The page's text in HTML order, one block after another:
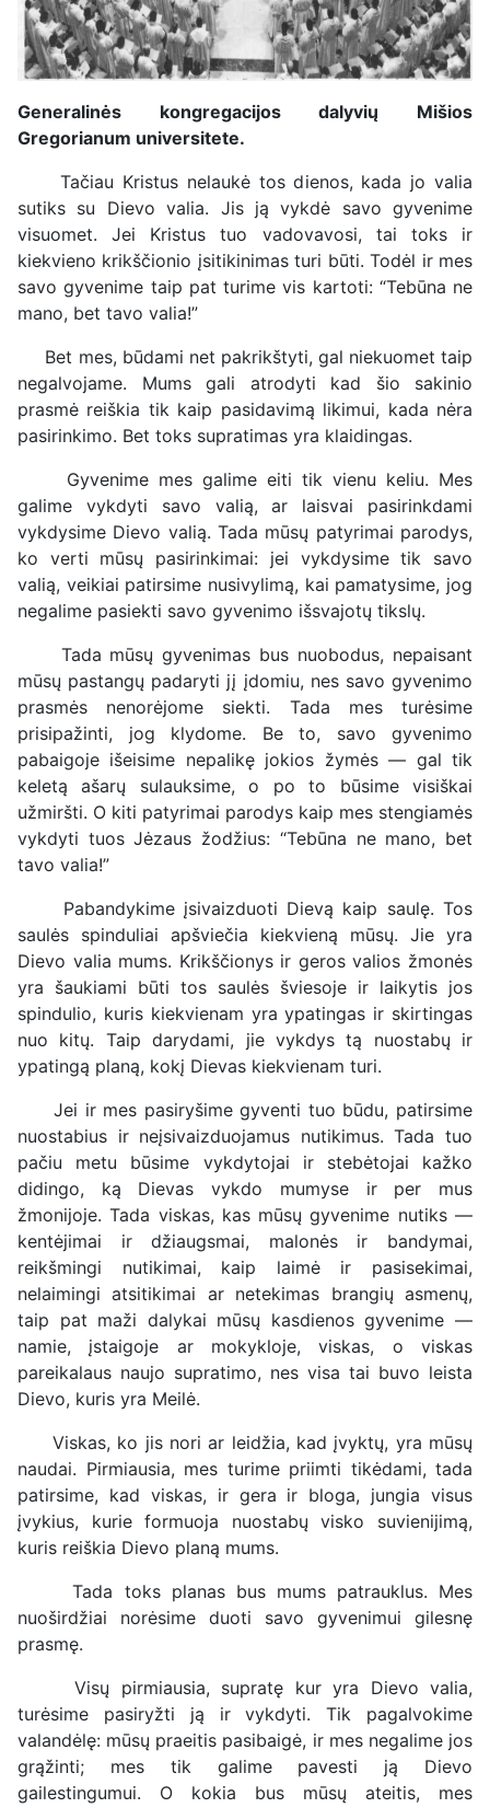
Generalinės kongregacijos dalyvių Mišios
Gregorianum universitete.
Tačiau Kristus nelaukė tos dienos, kada jo valia
sutiks su Dievo valia. Jis ją vykdė savo gyvenime
visuomet. Jei Kristus tuo vadovavosi, tai toks ir
kiekvieno krikščionio įsitikinimas turi būti. Todėl ir mes
savo gyvenime taip pat turime vis kartoti: “Tebūna ne
mano, bet tavo valia!”
Bet mes, būdami net pakrikštyti, gal niekuomet taip
negalvojame. Mums gali atrodyti kad šio sakinio
prasmė reiškia tik kaip pasidavimą likimui, kada nėra
pasirinkimo. Bet toks supratimas yra klaidingas.
Gyvenime mes galime eiti tik vienu keliu. Mes
galime vykdyti savo valią, ar laisvai pasirinkdami
vykdysime Dievo valią. Tada mūsų patyrimai parodys,
ko verti mūsų pasirinkimai: jei vykdysime tik savo
valią, veikiai patirsime nusivylimą, kai pamatysime, jog
negalime pasiekti savo gyvenimo išsvajotų tikslų.
Tada mūsų gyvenimas bus nuobodus, nepaisant
mūsų pastangų padaryti jį įdomiu, nes savo gyvenimo
prasmės nenorėjome siekti. Tada mes turėsime
prisipažinti, jog klydome. Be to, savo gyvenimo
pabaigoje išeisime nepalikę jokios žymės — gal tik
keletą ašarų sulauksime, o po to būsime visiškai
užmiršti. O kiti patyrimai parodys kaip mes stengiamės
vykdyti tuos Jėzaus žodžius: “Tebūna ne mano, bet
tavo valia!”
Pabandykime įsivaizduoti Dievą kaip saulę. Tos
saulės spinduliai apšviečia kiekvieną mūsų. Jie yra
Dievo valia mums. Krikščionys ir geros valios žmonės
yra šaukiami būti tos saulės šviesoje ir laikytis jos
spindulio, kuris kiekvienam yra ypatingas ir skirtingas
nuo kitų. Taip darydami, jie vykdys tą nuostabų ir
ypatingą planą, kokį Dievas kiekvienam turi.
Jei ir mes pasiryšime gyventi tuo būdu, patirsime
nuostabius ir neįsivaizduojamus nutikimus. Tada tuo
pačiu metu būsime vykdytojai ir stebėtojai kažko
didingo, ką Dievas vykdo mumyse ir per mus
žmonijoje. Tada viskas, kas mūsų gyvenime nutiks —
kentėjimai ir džiaugsmai, malonės ir bandymai,
reikšmingi nutikimai, kaip laimė ir pasisekimai,
nelaimingi atsitikimai ar netekimas brangių asmenų,
taip pat maži dalykai mūsų kasdienos gyvenime —
namie, įstaigoje ar mokykloje, viskas, o viskas
pareikalaus naujo supratimo, nes visa tai buvo leista
Dievo, kuris yra Meilė.
Viskas, ko jis nori ar leidžia, kad įvyktų, yra mūsų
naudai. Pirmiausia, mes turime priimti tikėdami, tada
patirsime, kad viskas, ir gera ir bloga, jungia visus
įvykius, kurie formuoja nuostabų visko suvienijimą,
kuris reiškia Dievo planą mums.
Tada toks planas bus mums patrauklus. Mes
nuoširdžiai norėsime duoti savo gyvenimui gilesnę
prasmę.
Visų pirmiausia, supratę kur yra Dievo valia,
turėsime pasiryžti ją ir vykdyti. Tik pagalvokime
valandėlę: mūsų praeitis pasibaigė, ir mes negalime jos
grąžinti; mes tik galime pavesti ją Dievo
gailestingumui. O kokia bus mūsų ateitis, mes